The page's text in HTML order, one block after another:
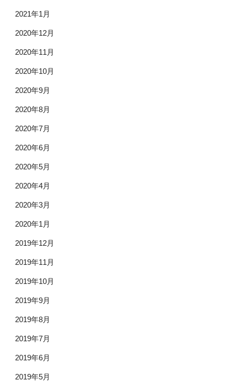
2021年1月
2020年12月
2020年11月
2020年10月
2020年9月
2020年8月
2020年7月
2020年6月
2020年5月
2020年4月
2020年3月
2020年1月
2019年12月
2019年11月
2019年10月
2019年9月
2019年8月
2019年7月
2019年6月
2019年5月